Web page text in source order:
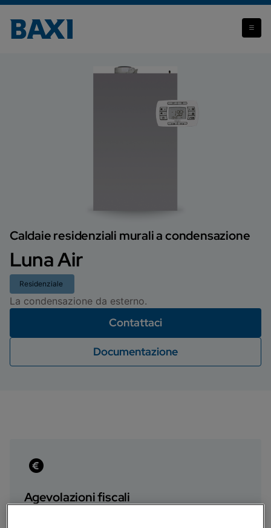
Luna Air
Caldaie residenziali murali a condensazione
Luna Air
Residenziale
La condensazione da esterno.
Contattaci
Documentazione
Agevolazioni fiscali